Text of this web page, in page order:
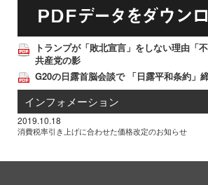
トランプが「敗北宣言」をしない理由「
共産党の影
G20の日露首脳会談で 「日露平和条約」
インフォメーション
2019.10.18
消費税率引き上げに合わせた価格改定のお知らせ